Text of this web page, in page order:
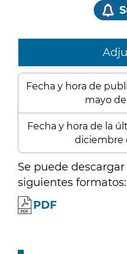
Fecha y hora de
mayo
Fecha y hora de la
diciembre
Se puede
siguientes formatos:
PDF